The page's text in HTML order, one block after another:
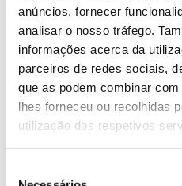
anúncios, fornecer
analisar o nosso tráfego.
informações acerca da
parceiros de redes sociais,
que as podem combinar
lhes forneceu ou recolhidas
utilização dos respetivos
Esta informação sobre a
ilhas portuguesas consta
– União Internacional da
que identifica também: o
dragoeiros silvestres está
(da ordem dos milhares) e
(algumas centenas). Ainda
populações e pela